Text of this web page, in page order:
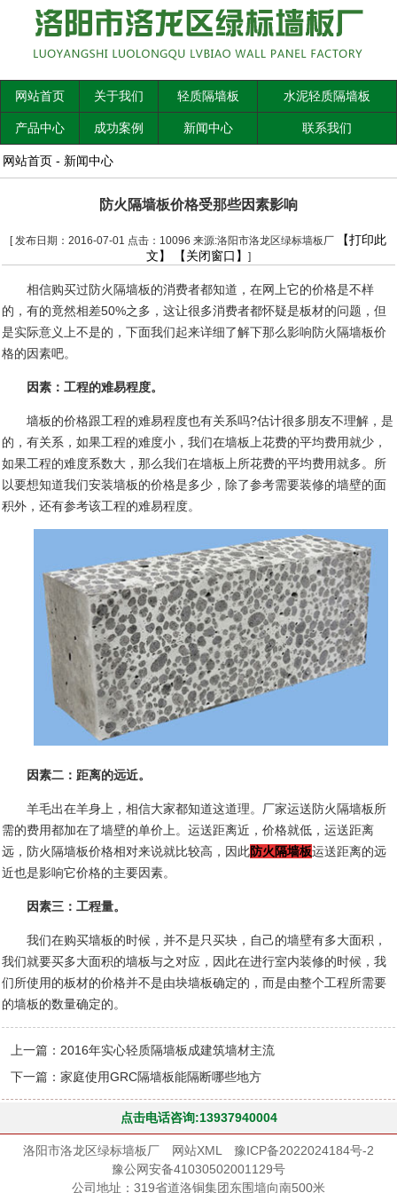
网站首页 关于我们 轻质隔墙板 水泥轻质隔墙板
产品中心 成功案例 新闻中心 联系我们
网站首页 - 新闻中心
防火隔墙板价格受那些因素影响
[ 发布日期：2016-07-01 点击：10096 来源:洛阳市洛龙区绿标墙板厂
【打印此
文】
【关闭窗口】 ]
相信购买过防火隔墙板的消费者都知道，在网上它的价格是不样
的，有的竟然相差50%之多，这让很多消费者都怀疑是板材的问题，但
是实际意义上不是的，下面我们起来详细了解下那么影响防火隔墙板价
格的因素吧。
因素：工程的难易程度。
墙板的价格跟工程的难易程度也有关系吗?估计很多朋友不理解，是
的，有关系，如果工程的难度小，我们在墙板上花费的平均费用就少，
如果工程的难度系数大，那么我们在墙板上所花费的平均费用就多。所
以要想知道我们安装墙板的价格是多少，除了参考需要装修的墙壁的面
积外，还有参考该工程的难易程度。
因素二：距离的远近。
羊毛出在羊身上，相信大家都知道这道理。厂家运送防火隔墙板所
需的费用都加在了墙壁的单价上。运送距离近，价格就低，运送距离
远，防火隔墙板价格相对来说就比较高，因此防火隔墙板运送距离的远
近也是影响它价格的主要因素。
因素三：工程量。
我们在购买墙板的时候，并不是只买块，自己的墙壁有多大面积，
我们就要买多大面积的墙板与之对应，因此在进行室内装修的时候，我
们所使用的板材的价格并不是由块墙板确定的，而是由整个工程所需要
的墙板的数量确定的。
上一篇： 2016年实心轻质隔墙板成建筑墙材主流
下一篇：家庭使用GRC隔墙板能隔断哪些地方
点击电话咨询:13937940004
洛阳市洛龙区绿标墙板厂 网站XML
豫ICP备2022024184号-2
豫公网安备41030502001129号
公司地址：319省道洛铜集团东围墙向南500米